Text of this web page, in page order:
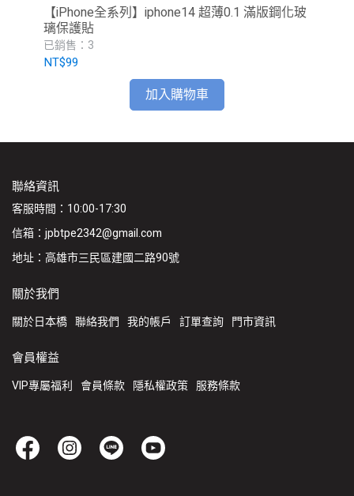
【iPhone全系列】iphone14 超薄0.1 滿版鋼化玻
璃保護貼
已銷售：3
NT$99
加入購物車
聯絡資訊
客服時間：10:00-17:30
信箱：jpbtpe2342@gmail.com
地址：高雄市三民區建國二路90號
關於我們
關於日本橋 聯絡我們 我的帳戶 訂單查詢 門市資訊
會員權益
VIP專屬福利 會員條款 隱私權政策 服務條款